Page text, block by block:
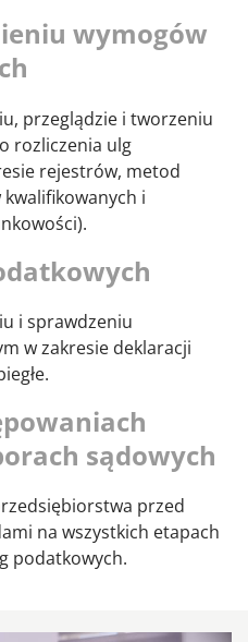
wymogów
przeglądzie i tworzeniu
rozliczenia ulg
rejestrów, metod
i
i sprawdzeniu
w zakresie deklaracji
sądowych
przed
na wszystkich etapach
podatkowych.